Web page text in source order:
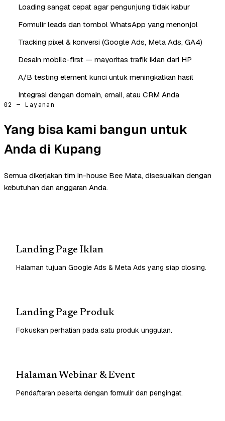
Loading sangat cepat agar pengunjung tidak kabur
Formulir leads dan tombol WhatsApp yang menonjol
Tracking pixel & konversi (Google Ads, Meta Ads, GA4)
Desain mobile-first — mayoritas trafik iklan dari HP
A/B testing element kunci untuk meningkatkan hasil
Integrasi dengan domain, email, atau CRM Anda
02 — Layanan
Yang bisa kami bangun untuk
Anda di Kupang
Semua dikerjakan tim in-house Bee Mata, disesuaikan dengan
kebutuhan dan anggaran Anda.
Landing Page Iklan
Halaman tujuan Google Ads & Meta Ads yang siap closing.
Landing Page Produk
Fokuskan perhatian pada satu produk unggulan.
Halaman Webinar & Event
Pendaftaran peserta dengan formulir dan pengingat.